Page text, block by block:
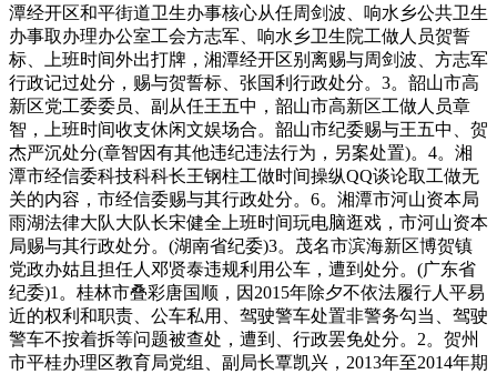
潭经开区和平街道卫生办事核心从任周剑波、响水乡公共卫生
办事取办理办公室工会方志军、响水乡卫生院工做人员贺誓
标、上班时间外出打牌，湘潭经开区别离赐与周剑波、方志军
行政记过处分，赐与贺誓标、张国利行政处分。3。韶山市高
新区党工委委员、副从任王五中，韶山市高新区工做人员章
智，上班时间收支休闲文娱场合。韶山市纪委赐与王五中、贺
杰严沉处分(章智因有其他违纪违法行为，另案处置)。4。湘
潭市经信委科技科科长王钢柱工做时间操纵QQ谈论取工做无
关的内容，市经信委赐与其行政处分。6。湘潭市河山资本局
雨湖法律大队大队长宋健全上班时间玩电脑逛戏，市河山资本
局赐与其行政处分。(湖南省纪委)3。茂名市滨海新区博贺镇
党政办姑且担任人邓贤泰违规利用公车，遭到处分。(广东省
纪委)1。桂林市叠彩唐国顺，因2015年除夕不依法履行人平易
近的权利和职责、公车私用、驾驶警车处置非警务勾当、驾驶
警车不按着拆等问题被查处，遭到、行政罢免处分。2。贺州
市平桂办理区教育局党组、副局长覃凯兴，2013年至2014年期